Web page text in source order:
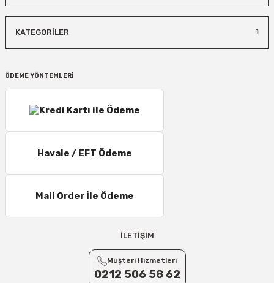
KATEGORİLER
ÖDEME YÖNTEMLERİ
Havale / EFT Ödeme
Mail Order İle Ödeme
İLETİŞİM
Müşteri Hizmetleri
0212 506 58 62